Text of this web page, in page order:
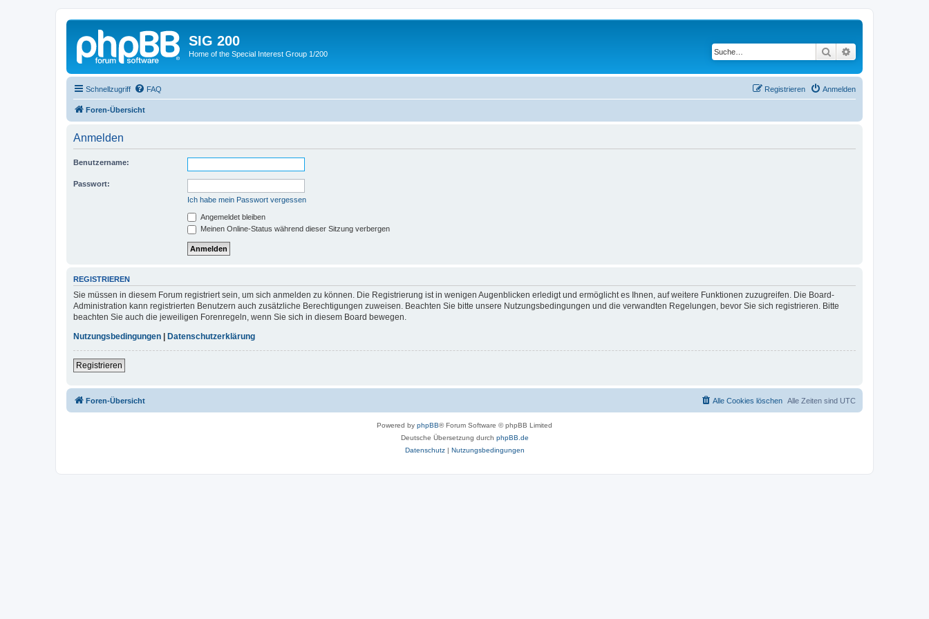
SIG 200
Home of the Special Interest Group 1/200 Suche
Schnellzugriff FAQ Anmelden
Registrieren
Foren-Übersicht
Anmelden
Benutzername:
Passwort:
Ich habe mein Passwort vergessen
Angemeldet bleiben
Meinen Online-Status während dieser Sitzung verbergen
REGISTRIEREN
Sie müssen in diesem Forum registriert sein, um sich anmelden zu können. Die Registrierung ist in wenigen Augenblicken erledigt und ermöglicht es Ihnen, auf weitere Funktionen zuzugreifen. Die Board-
Administration kann registrierten Benutzern auch zusätzliche Berechtigungen zuweisen. Beachten Sie bitte unsere Nutzungsbedingungen und die verwandten Regelungen, bevor Sie sich registrieren. Bitte
beachten Sie auch die jeweiligen Forenregeln, wenn Sie sich in diesem Board bewegen.
Nutzungsbedingungen
Datenschutzerklärung
Registrieren
Foren-Übersicht Alle Zeiten sind UTC
Alle Cookies löschen
Powered by phpBB® Forum Software © phpBB Limited
Deutsche Übersetzung durch phpBB.de
Datenschutz| Nutzungsbedingungen